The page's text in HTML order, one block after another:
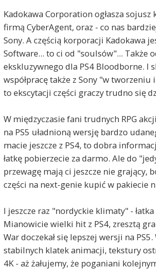
Kadokawa Corporation ogłasza sojusz
firmą CyberAgent, oraz - co nas
Sony. A częścią korporacji Kadokawa
Software... to ci od "soulsów"... Także
ekskluzywnego dla PS4 Bloodborne. I
współpracę także z Sony "w
to ekscytacji części graczy trudno się
W międzyczasie fani trudnych RPG
na PS5 uładnioną wersję bardzo
macie jeszcze z PS4, to dobra
łatkę pobierzecie za darmo. Ale do
przewagę mają ci jeszcze nie grający,
części na next-genie kupić w pakiecie
I jeszcze raz "nordyckie klimaty" -
Mianowicie wielki hit z PS4, zresztą
War doczekał się lepszej wersji na PS5.
stabilnych klatek animacji, tekstury
4K - aż żałujemy, że poganiani